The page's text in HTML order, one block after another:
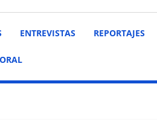
ENTREVISTAS REPORTAJES